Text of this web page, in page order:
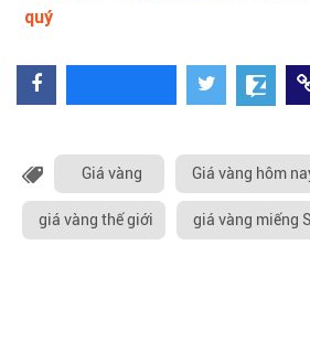
quý
Giá vàng Giá vàng hôm
giá vàng thế giới giá vàng miếng